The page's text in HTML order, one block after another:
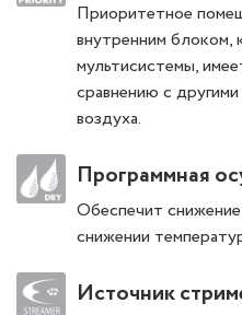
Приоритетное
внутренним блоком,
мультисистемы,
сравнению с
воздуха.
Программная
Обеспечит
снижении
Источник